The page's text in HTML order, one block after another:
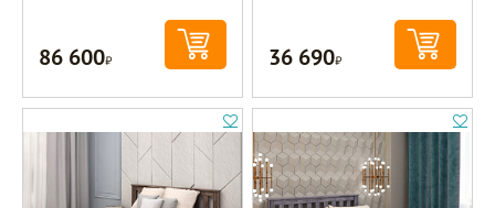
86 600Р 36 690Р